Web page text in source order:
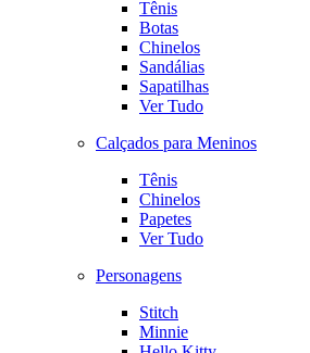
Tênis
Botas
Chinelos
Sandálias
Sapatilhas
Ver Tudo
Calçados para Meninos
Tênis
Chinelos
Papetes
Ver Tudo
Personagens
Stitch
Minnie